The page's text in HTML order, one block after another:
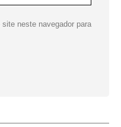
neste navegador para